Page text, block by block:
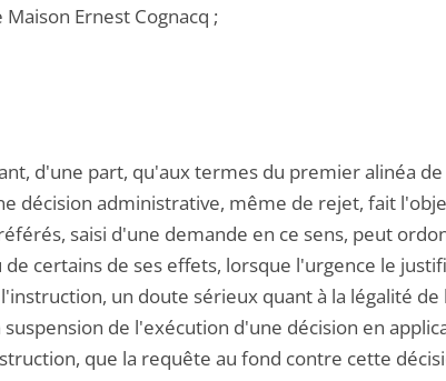
Ernest Cognacq ;
d'une part, qu'aux termes du premier alinéa
décision administrative, même de rejet, fait
saisi d'une demande en ce sens, peut
de certains de ses effets, lorsque l'urgence le
un doute sérieux quant à la légalité
de l'exécution d'une décision en
que la requête au fond contre cette